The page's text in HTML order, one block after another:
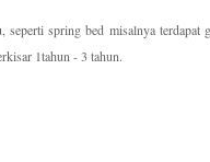
seperti spring bed misalnya
1tahun - 3 tahun.